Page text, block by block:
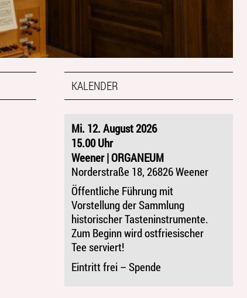
KALENDER
Mi. 12. August 2026
15.00 Uhr
Weener | ORGANEUM
Norderstraße 18, 26826 Weener
Öffentliche Führung mit
Vorstellung der Sammlung
historischer Tasteninstrumente.
Zum Beginn wird ostfriesischer
Tee serviert!
Eintritt frei – Spende